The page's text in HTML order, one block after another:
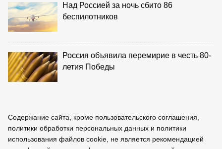
Над Россией за ночь сбито 86
беспилотников
Россия объявила перемирие в честь 80-
летия Победы
Содержание сайта, кроме пользовательского соглашения,
политики обработки персональных данных и политики
использования файлов cookie, не является рекомендацией